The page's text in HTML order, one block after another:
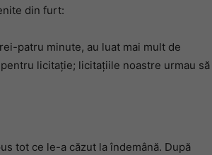
din furt:
patru minute, au luat mai mult de
licitație; licitațiile noastre urmau să
tot ce le-a căzut la îndemână. După